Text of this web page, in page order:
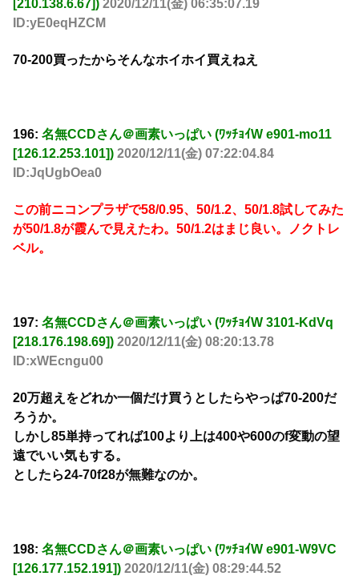
[210.138.6.67]) 2020/12/11(金) 06:35:07.19
ID:yE0eqHZCM
70-200買ったからそんなホイホイ買えねえ
196: 名無CCDさん＠画素いっぱい (ﾜｯﾁｮｲW e901-mo11
[126.12.253.101]) 2020/12/11(金) 07:22:04.84
ID:JqUgbOea0
この前ニコンプラザで58/0.95、50/1.2、50/1.8試してみた
が50/1.8が霞んで見えたわ。50/1.2はまじ良い。ノクトレ
ベル。
197: 名無CCDさん＠画素いっぱい (ﾜｯﾁｮｲW 3101-KdVq
[218.176.198.69]) 2020/12/11(金) 08:20:13.78
ID:xWEcngu00
20万超えをどれか一個だけ買うとしたらやっぱ70-200だ
ろうか。
しかし85単持ってれば100より上は400や600のf変動の望
遠でいい気もする。
としたら24-70f28が無難なのか。
198: 名無CCDさん＠画素いっぱい (ﾜｯﾁｮｲW e901-W9VC
[126.177.152.191]) 2020/12/11(金) 08:29:44.52